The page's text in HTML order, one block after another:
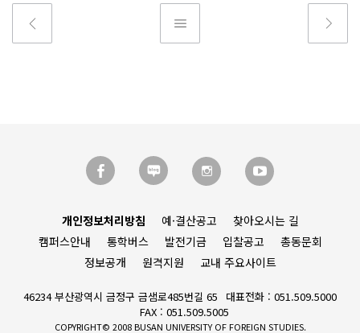
개인정보처리방침 예·결산공고
찾아오시는 길
캠퍼스안내
통학버스 발전기금 입찰공고
총동문회
정보공개
원격지원 교내 주요사이트
46234 부산광역시 금정구 금샘로485번길 65
대표전화 : 051.509.5000
FAX : 051.509.5005
COPYRIGHT© 2008 BUSAN UNIVERSITY OF FOREIGN STUDIES.